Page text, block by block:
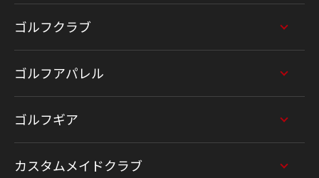
ゴルフクラブ
ゴルフアパレル
ゴルフギア
カスタムメイドクラブ